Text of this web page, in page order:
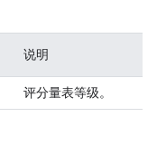
说明
评分量表等级。